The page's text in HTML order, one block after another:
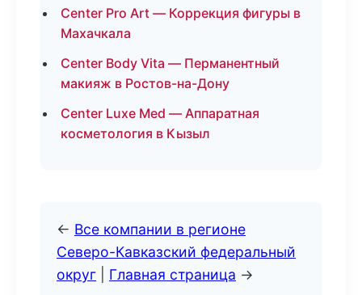
Center Pro Art — Коррекция фигуры в
Махачкала
Center Body Vita — Перманентный
макияж в Ростов-на-Дону
Center Luxe Med — Аппаратная
косметология в Кызыл
← Все компании в регионе
Северо-Кавказский федеральный
округ
Главная страница →